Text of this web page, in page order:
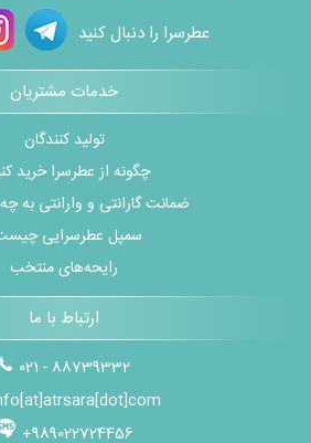
عطرسرا را دنبال کنید
خدمات مشتریان
تولید کنندگان
چگونه از عطرسرا خرید
ضمانت گارانتی و وارانتی به
سمپل عطرسرایی
رایحه‌های منتخب
ارتباط با ما
021 - 88739332
+989022724456